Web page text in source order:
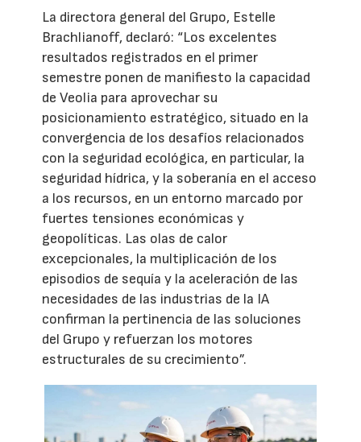
La directora general del Grupo, Estelle
Brachlianoff, declaró: “Los excelentes
resultados registrados en el primer
semestre ponen de manifiesto la capacidad
de Veolia para aprovechar su
posicionamiento estratégico, situado en la
convergencia de los desafíos relacionados
con la seguridad ecológica, en particular, la
seguridad hídrica, y la soberanía en el acceso
a los recursos, en un entorno marcado por
fuertes tensiones económicas y
geopolíticas. Las olas de calor
excepcionales, la multiplicación de los
episodios de sequía y la aceleración de las
necesidades de las industrias de la IA
confirman la pertinencia de las soluciones
del Grupo y refuerzan los motores
estructurales de su crecimiento”.